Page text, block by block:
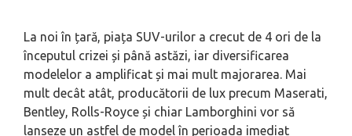
La noi în țară, piața SUV-urilor a crecut de 4 ori de la
începutul crizei și până astăzi, iar diversificarea
modelelor a amplificat și mai mult majorarea. Mai
mult decât atât, producătorii de lux precum Maserati,
Bentley, Rolls-Royce și chiar Lamborghini vor să
lanseze un astfel de model în perioada imediat